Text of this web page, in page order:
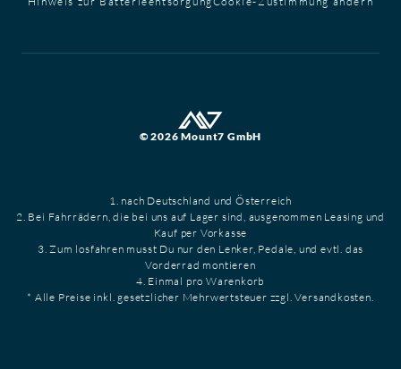
© 2026 Mount7 GmbH
1. nach Deutschland und Österreich
2. Bei Fahrrädern, die bei uns auf Lager sind, ausgenommen Leasing und
Kauf per Vorkasse
3. Zum losfahren musst Du nur den Lenker, Pedale, und evtl. das
Vorderrad montieren
4. Einmal pro Warenkorb
* Alle Preise inkl. gesetzlicher Mehrwertsteuer zzgl. Versandkosten.